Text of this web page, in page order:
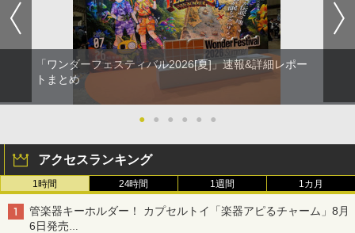
「ワンダーフェスティバル2026[夏]」速報&詳細レポー
トまとめ
● ● ● ● ● ●
アクセスランキング
1時間 24時間 1週間 1カ月
管楽器キーホルダー！ カプセルトイ「楽器アピるチャーム」8月
6日発売